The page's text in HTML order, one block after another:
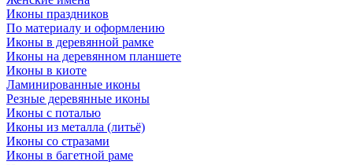
Иконы праздников
По материалу и оформлению
Иконы в деревянной рамке
Иконы на деревянном планшете
Иконы в киоте
Ламинированные иконы
Резные деревянные иконы
Иконы с поталью
Иконы из металла (литьё)
Иконы со стразами
Иконы в багетной раме